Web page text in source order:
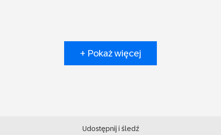
+ Pokaż więcej
Udostępnij i śledź